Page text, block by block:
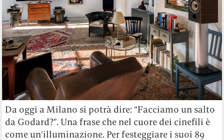
Da oggi a Milano si potrà dire: “Facciamo un salto
da Godard?”. Una frase che nel cuore dei cinefili è
come un’illuminazione. Per festeggiare i suoi 89